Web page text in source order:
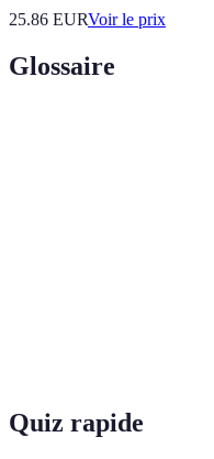
25.86 EURVoir le prix
Glossaire
Quiz rapide